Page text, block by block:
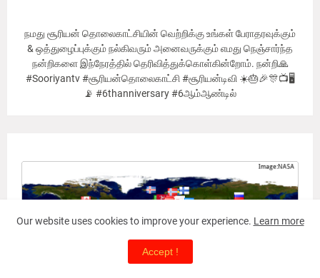
நமது சூரியன் தொலைகாட்சியின் வெற்றிக்கு உங்கள் பேராதரவுக்கும்
& ஒத்துழைப்புக்கும் நல்கிவரும் அனைவருக்கும் எமது நெஞ்சார்ந்த
நன்றிகளை இந்நேரத்தில் தெரிவித்துக்கொள்கின்றோம். நன்றி🙏
#Sooriyantv #சூரியன்தொலைகாட்சி #சூரியன்டிவி ☀️🎂🎉🎊📺🖥
📡 #6thanniversary #6ஆம்ஆண்டில்
Our website uses cookies to improve your experience. Learn more
Accept !